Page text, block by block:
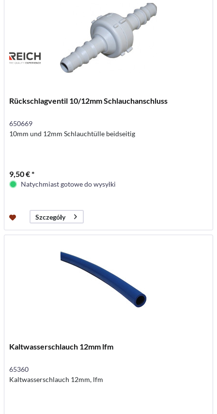
Rückschlagventil 10/12mm Schlauchanschluss
650669
10mm und 12mm Schlauchtülle beidseitig
9,50 € *
Natychmiast gotowe do wysyłki
Szczegóły
Kaltwasserschlauch 12mm lfm
65360
Kaltwasserschlauch 12mm, lfm